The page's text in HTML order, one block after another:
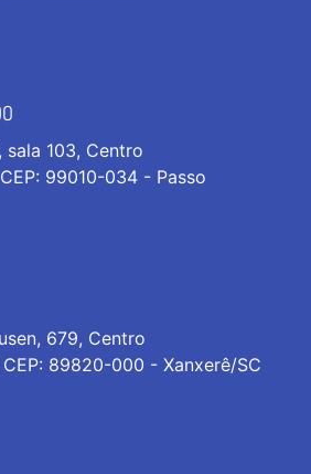
sala 103, Centro
99010-034 - Passo
679, Centro
89820-000 - Xanxerê/SC